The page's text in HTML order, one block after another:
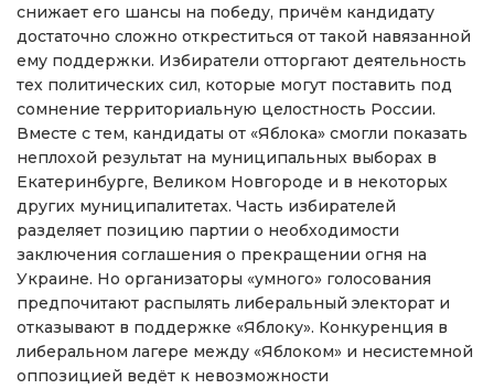
снижает его шансы на победу, причём кандидату
достаточно сложно откреститься от такой навязанной
ему поддержки. Избиратели отторгают деятельность
тех политических сил, которые могут поставить под
сомнение территориальную целостность России.
Вместе с тем, кандидаты от «Яблока» смогли показать
неплохой результат на муниципальных выборах в
Екатеринбурге, Великом Новгороде и в некоторых
других муниципалитетах. Часть избирателей
разделяет позицию партии о необходимости
заключения соглашения о прекращении огня на
Украине. Но организаторы «умного» голосования
предпочитают распылять либеральный электорат и
отказывают в поддержке «Яблоку». Конкуренция в
либеральном лагере между «Яблоком» и несистемной
оппозицией ведёт к невозможности